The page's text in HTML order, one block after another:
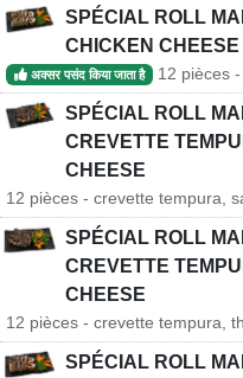
SPÉCIAL ROLL
CHICKEN CHEESE
अक्सर पसंद किया जाता है 12 pièces
SPÉCIAL ROLL
CREVETTE
CHEESE
12 pièces - crevette tempura,
SPÉCIAL ROLL
CREVETTE
CHEESE
12 pièces - crevette tempura,
SPÉCIAL ROLL